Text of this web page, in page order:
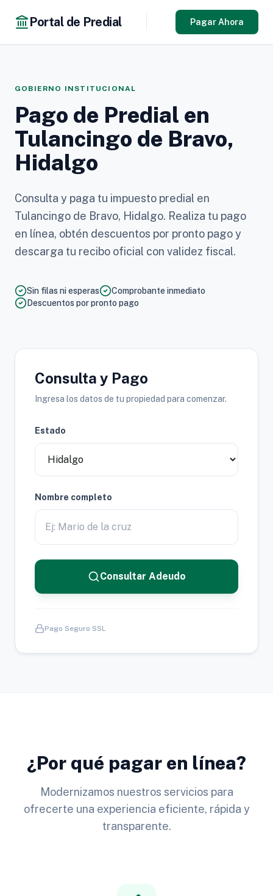
Portal de Predial Pagar Ahora
GOBIERNO INSTITUCIONAL
Pago de Predial en
Tulancingo de Bravo,
Hidalgo
Consulta y paga tu impuesto predial en
Tulancingo de Bravo, Hidalgo. Realiza tu pago
en línea, obtén descuentos por pronto pago y
descarga tu recibo oficial con validez fiscal.
Sin filas ni esperas
Comprobante inmediato
Descuentos por pronto pago
Consulta y Pago
Ingresa los datos de tu propiedad para comenzar.
Estado
Nombre completo
Consultar Adeudo
Pago Seguro SSL
¿Por qué pagar en línea?
Modernizamos nuestros servicios para
ofrecerte una experiencia eficiente, rápida y
transparente.